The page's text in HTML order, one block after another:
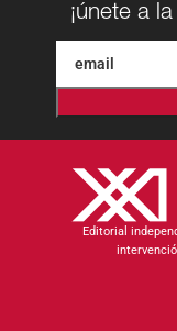
¡únete a
Editorial